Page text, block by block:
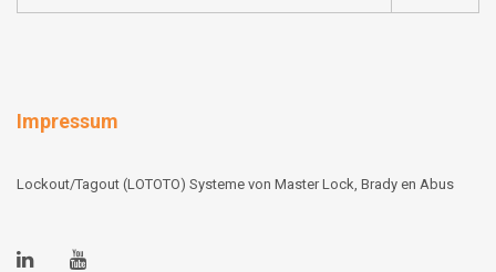
Impressum
Lockout/Tagout (LOTOTO) Systeme von Master Lock, Brady en Abus